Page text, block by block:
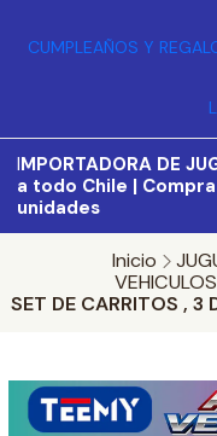
CUMPLEAÑOS Y
IMPORTADORA DE
a todo Chile |
unidades
Inicio
SET DE CARRITOS , 3